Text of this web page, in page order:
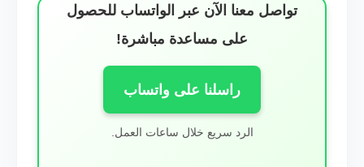
تواصل معنا الآن عبر الواتساب للحصول
على مساعدة مباشرة!
راسلنا على واتساب
الرد سريع خلال ساعات العمل.